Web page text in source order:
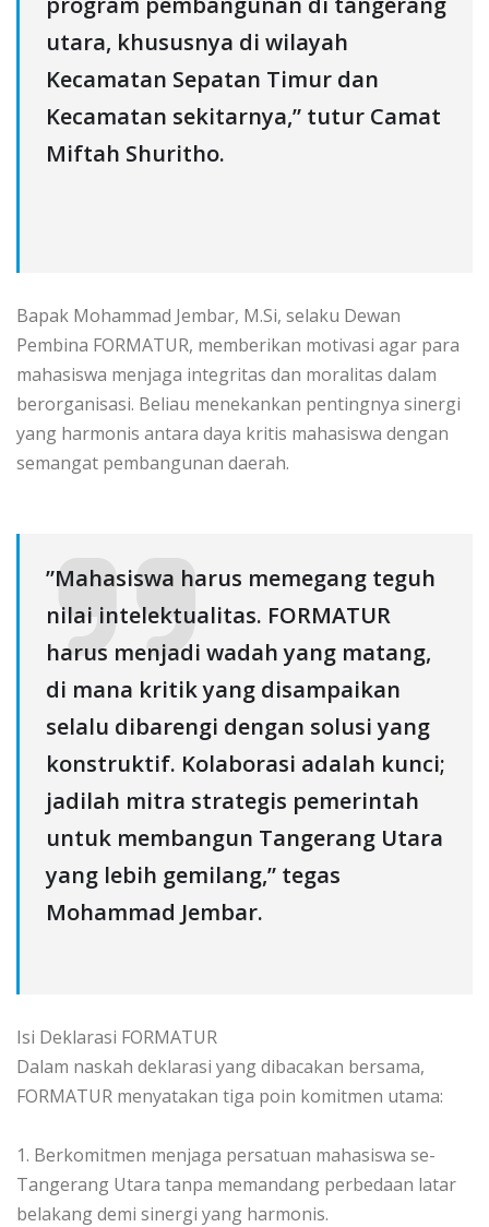
utara, khususnya di wilayah
Kecamatan Sepatan Timur dan
Kecamatan sekitarnya,” tutur Camat
Miftah Shuritho.
‎Bapak Mohammad Jembar, M.Si, selaku Dewan
Pembina FORMATUR, memberikan motivasi agar para
mahasiswa menjaga integritas dan moralitas dalam
berorganisasi. Beliau menekankan pentingnya sinergi
yang harmonis antara daya kritis mahasiswa dengan
semangat pembangunan daerah.
‎​”Mahasiswa harus memegang teguh
nilai intelektualitas. FORMATUR
harus menjadi wadah yang matang,
di mana kritik yang disampaikan
selalu dibarengi dengan solusi yang
konstruktif. Kolaborasi adalah kunci;
jadilah mitra strategis pemerintah
untuk membangun Tangerang Utara
yang lebih gemilang,” tegas
Mohammad Jembar.
‎​Isi Deklarasi FORMATUR
‎Dalam naskah deklarasi yang dibacakan bersama,
FORMATUR menyatakan tiga poin komitmen utama:
‎1. ​Berkomitmen menjaga persatuan mahasiswa se-
Tangerang Utara tanpa memandang perbedaan latar
belakang demi sinergi yang harmonis.